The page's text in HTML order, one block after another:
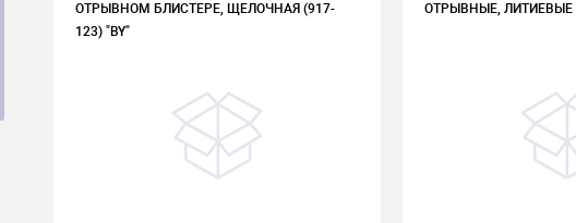
ОТРЫВНОМ БЛИСТЕРЕ, ЩЕЛОЧНАЯ (917-
123) "BY"
ОТРЫВНЫЕ, ЛИТИЕВЫЕ